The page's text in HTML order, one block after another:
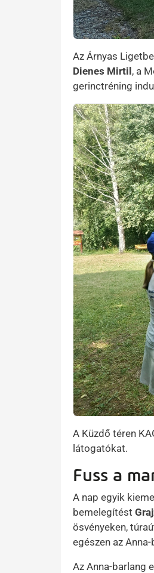
Az Árnyas
Dienes Mirtil, a
gerinctréning
Kép
A Küzdő téren
látogatókat.
Fuss a
A nap egyik
bemelegítést
ösvényeken,
egészen az
Az Anna-barlang